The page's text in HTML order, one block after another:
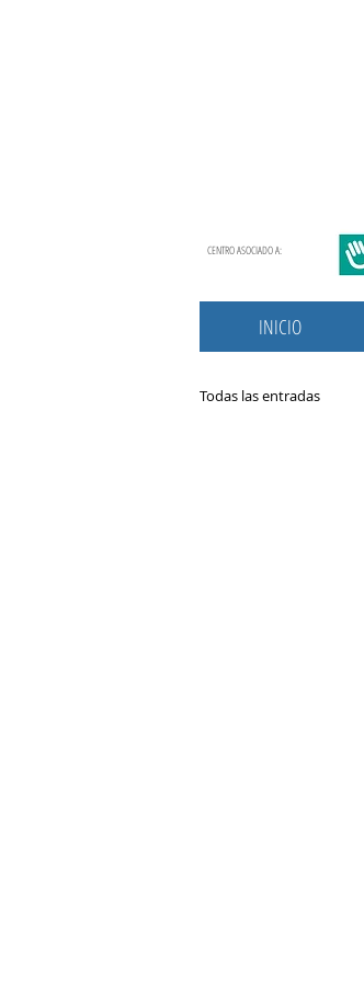
CENTRO ASOCIADO A:
INICIO
Todas las entradas